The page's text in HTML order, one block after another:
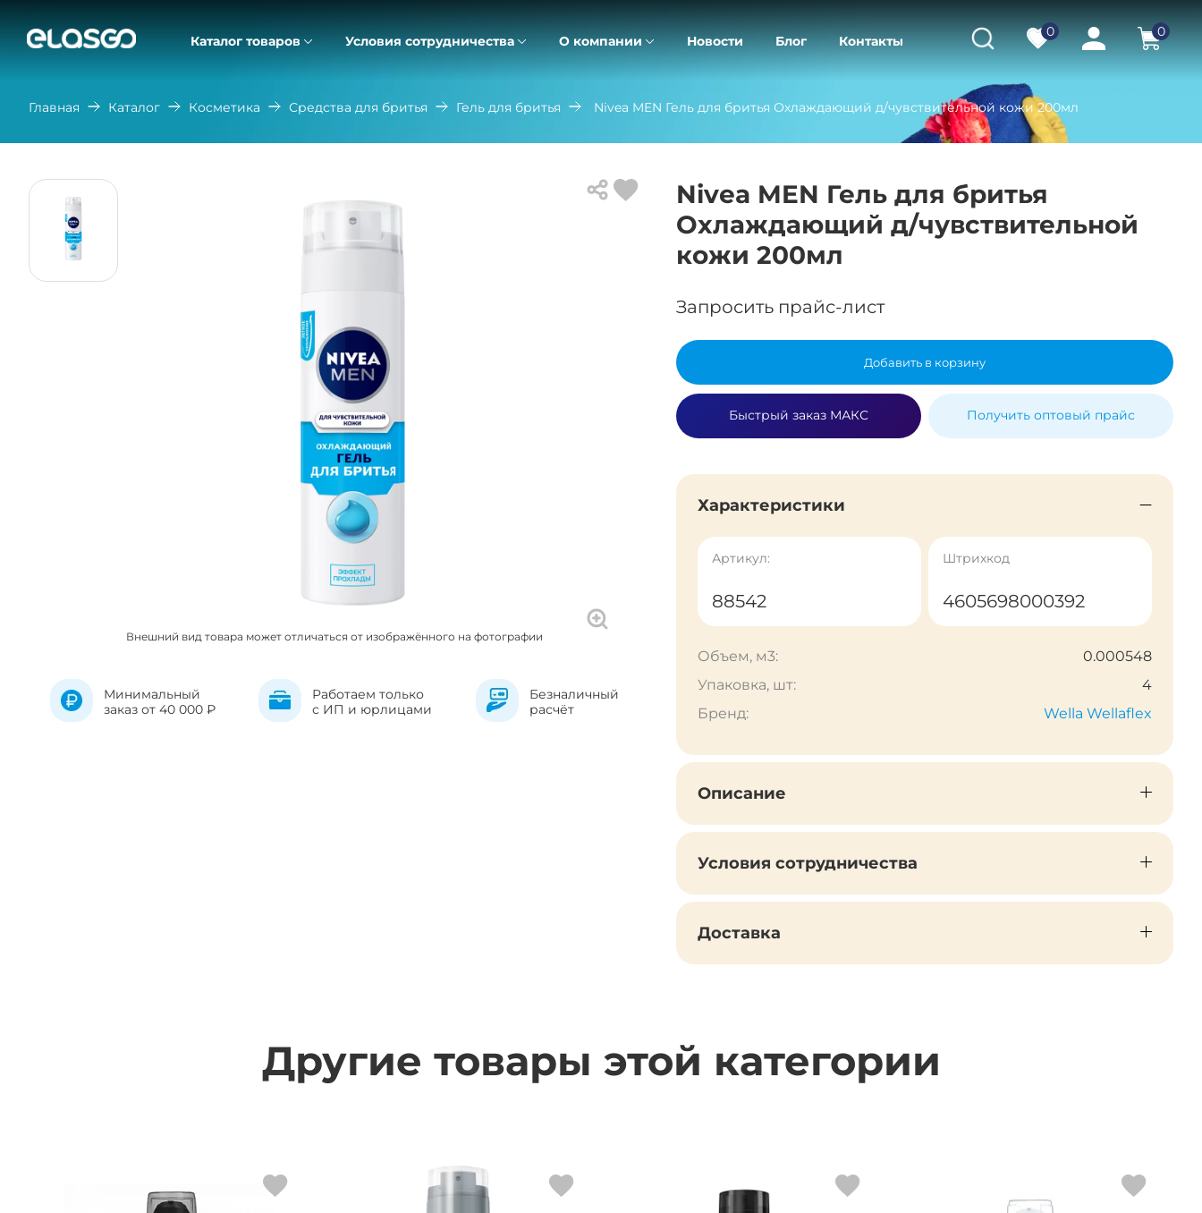
Каталог товаров Условия сотрудничества О компании Новости Блог Контакты
0 0
Главная Каталог Косметика Средства для бритья Гель для бритья Nivea MEN Гель для бритья Охлаждающий д/чувствительной кожи 200мл
Внешний вид товара может отличаться от изображённого на фотографии
Минимальный
заказ от 40 000 ₽
Работаем только
с ИП и юрлицами
Безналичный
расчёт
Nivea MEN Гель для бритья
Охлаждающий д/чувствительной
кожи 200мл
Запросить прайс-лист
Добавить в корзину
Быстрый заказ МАКС Получить оптовый прайс
Характеристики
Артикул:
88542
Штрихкод
4605698000392
Объем, м3:
0.000548
Упаковка, шт:
4
Бренд:
Wella Wellaflex
Описание
Условия сотрудничества
Доставка
Другие товары этой категории